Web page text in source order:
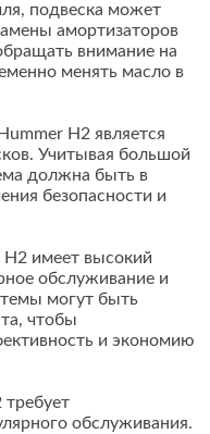
подвеска может
амортизаторов
внимание на
менять масло в
H2 является
Учитывая большой
должна быть в
безопасности и
H2 имеет высокий
обслуживание и
могут быть
чтобы
и экономию
обслуживания.